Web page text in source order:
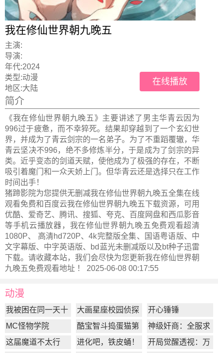
我在修仙世界朝九晚五
主演:
导演:
年代:2024
类型:动漫
地区:大陆
在线播放
简介
《我在修仙世界朝九晚五》主要讲述了男主华青云因为
996过于疲惫，而不幸猝死。结果却穿越到了一个玄幻世
界，并成为了青云剑宗的一名弟子。为了不重蹈覆辙，华
青云坚决不996，绝不多修炼半分，于是成为了剑宗的异
类。近乎变态的剑道天赋，使他成为了极强的存在，不断
吸引着魔门和一众天娇上门。但华青云还是选择只在工作
时间出手！
猪蹄影院为您提供无删减我在修仙世界朝九晚五全集在线
观看免费和百度云我在修仙世界朝九晚五下载资源，可用
优酷、爱奇艺、腾讯、搜狐、夸克、百度网盘和西瓜影音
等手机云播放器，我在修仙世界朝九晚五免费观看超清
1080P、 高清hd720P、4k完整版全集、国语粤语版、中
文字幕版、中字英语版、bd蓝光未删减版以及bt种子迅雷
下载。请收藏本站，我们会尽快为您更新我在修仙世界朝
九晚五免费观看地址 ！ 2025-06-08 00:17:55
动漫
我被困在同一天十
万年
大画星座校园侦探
第2季
开心锤锤
MC怪物学院
酷宝智斗捣蛋猫第
1季
神级奸商：全服求
我别薅了
这届魔道不太行 进化吧，铁皮蛹！
开局觉醒透视：万